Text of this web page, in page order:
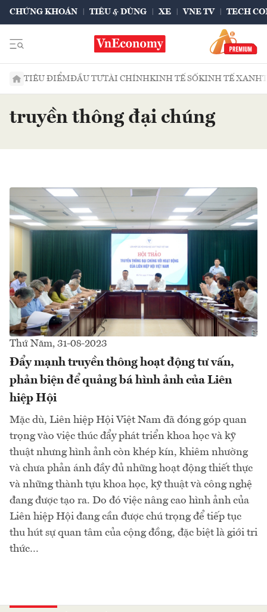
CHỨNG KHOÁN TIÊU & DÙNG XE VNE TV TECH
TIÊU ĐIỂMĐẦU TƯTÀI CHÍNHKINH TẾ SỐKINH TẾ XANH
truyền thông đại chúng
Thứ Năm, 31-08-2023
Đẩy mạnh truyền thông hoạt động tư vấn,
phản biện để quảng bá hình ảnh của Liên
hiệp Hội
Mặc dù, Liên hiệp Hội Việt Nam đã đóng góp quan
trọng vào việc thúc đẩy phát triển khoa học và kỹ
thuật nhưng hình ảnh còn khép kín, khiêm nhường
và chưa phản ánh đầy đủ những hoạt động thiết thực
và những thành tựu khoa học, kỹ thuật và công nghệ
đang được tạo ra. Do đó việc nâng cao hình ảnh của
Liên hiệp Hội đang cần được chú trọng để tiếp tục
thu hút sự quan tâm của cộng đồng, đặc biệt là giới tri
thức…